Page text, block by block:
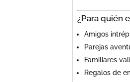
¿Para quién
Amigos
Parejas
Familiares
Regalos de